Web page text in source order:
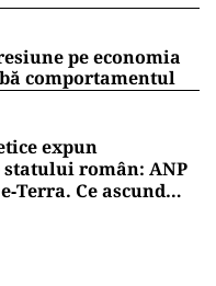
pe economia
comportamentul
expun
român: ANP
Ce ascund